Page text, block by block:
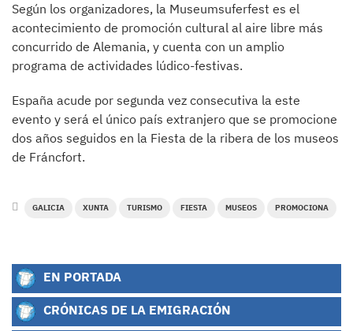
Según los organizadores, la Museumsuferfest es el
acontecimiento de promoción cultural al aire libre más
concurrido de Alemania, y cuenta con un amplio
programa de actividades lúdico-festivas.
España acude por segunda vez consecutiva la este
evento y será el único país extranjero que se promocione
dos años seguidos en la Fiesta de la ribera de los museos
de Fráncfort.
GALICIA XUNTA TURISMO FIESTA MUSEOS PROMOCIONA
EN PORTADA
CRÓNICAS DE LA EMIGRACIÓN